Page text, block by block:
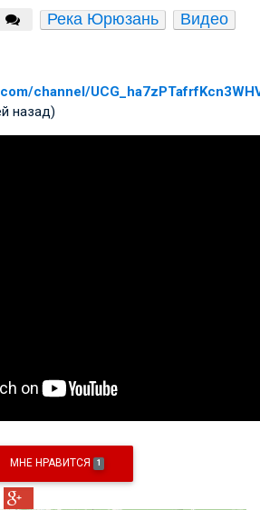
Река Юрюзань
Видео
channel/
назад)
МНЕ НРАВИТСЯ 1